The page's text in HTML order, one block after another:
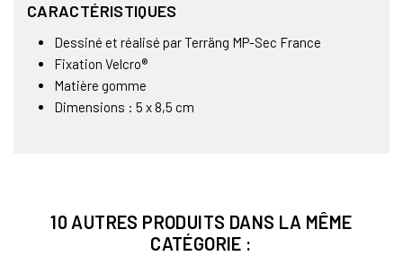
CARACTÉRISTIQUES
Dessiné et réalisé par Terräng MP-Sec France
Fixation Velcro®
Matière gomme
Dimensions : 5 x 8,5 cm
10 AUTRES PRODUITS DANS LA MÊME
CATÉGORIE :